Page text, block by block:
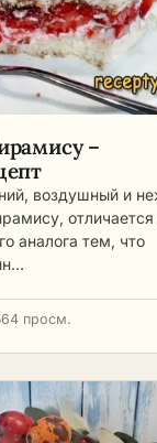
–
воздушный и
отличается
аналога тем, что
просм.